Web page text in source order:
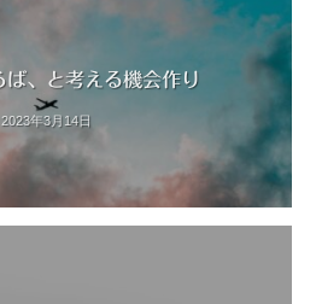
、と考える機会作り
2023年3月14日